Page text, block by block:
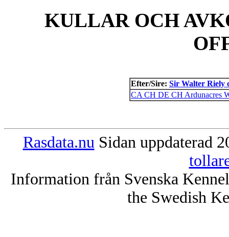
KULLAR OCH
Efter/Sire: Sir Walter Riely
CA CH DE CH Ardunacres
Rasdata.nu Sidan uppdaterad
Information från Svenska
the Swedish